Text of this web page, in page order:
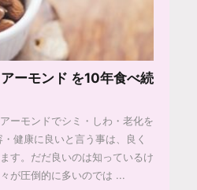
ーモンド を10年食べ続
ーモンドでシミ・しわ・老化を
健康に良いと言う事は、良く
す。だだ良いのは知っているけ
が圧倒的に多いのでは ...